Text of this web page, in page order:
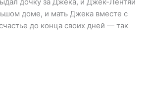
доме, и мать Джека вместе с
до конца своих дней — так